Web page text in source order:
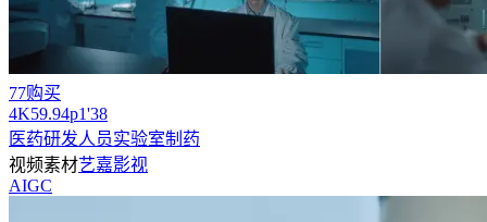
77购买
4K59.94p1'38
医药研发人员实验室制药
视频素材艺嘉影视
AIGC